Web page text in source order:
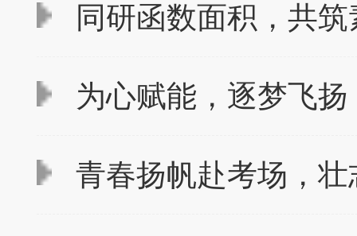
同研函数面积，共筑
为心赋能，逐梦飞扬
青春扬帆赴考场，壮